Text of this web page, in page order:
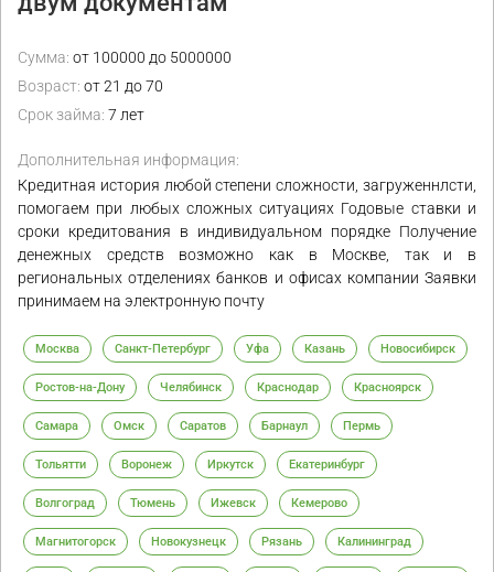
Сумма: от 100000 до 5000000
Возраст: от 21 до 70
Срок займа: 7 лет
Дополнительная информация:
Кредитная история любой степени сложности, загруженнлсти,
помогаем при любых сложных ситуациях Годовые ставки и
сроки кредитования в индивидуальном порядке Получение
денежных средств возможно как в Москве, так и в
региональных отделениях банков и офисах компании Заявки
принимаем на электронную почту
Москва Санкт-Петербург Уфа Казань Новосибирск
Ростов-на-Дону Челябинск Краснодар Красноярск
Самара Омск Саратов Барнаул Пермь
Тольятти Воронеж Иркутск Екатеринбург
Волгоград Тюмень Ижевск Кемерово
Магнитогорск Новокузнецк Рязань Калининград